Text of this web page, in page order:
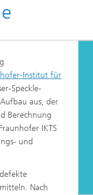
Institut für
Speckle-
aus, der
Berechnung
IKTS
und
Nach